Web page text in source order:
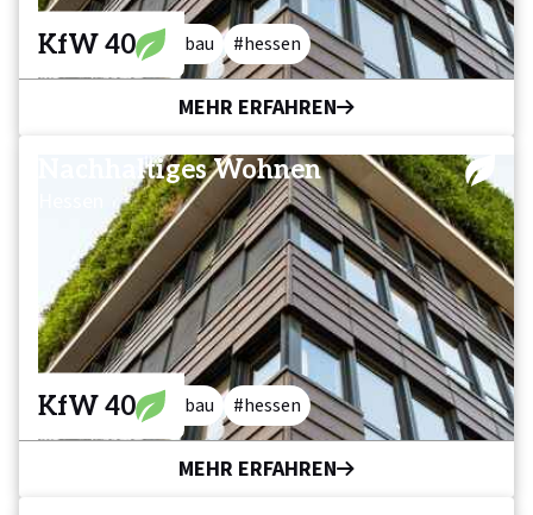
wohnen neubau hessen
KfW 40
MEHR ERFAHREN
Nachhaltiges Wohnen
wohnen neubau hessen
KfW 40
MEHR ERFAHREN